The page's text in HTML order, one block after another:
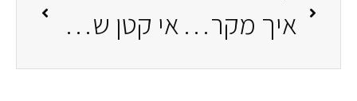
איך מקראות ישראל שינו את חיי אי קטן של ילדות בטעם של פעם